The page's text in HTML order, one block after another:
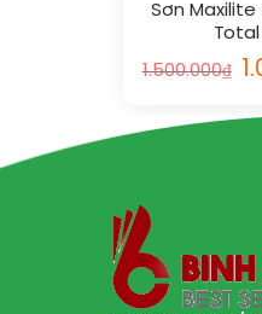
Sơn Maxilite
Total
1.500.000₫